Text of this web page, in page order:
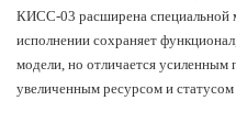
КИСС-03 расширена специальной
исполнении сохраняет
модели, но отличается усиленным
увеличенным ресурсом и